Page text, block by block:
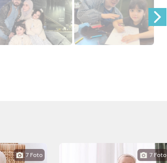
7 Foto 7 Foto